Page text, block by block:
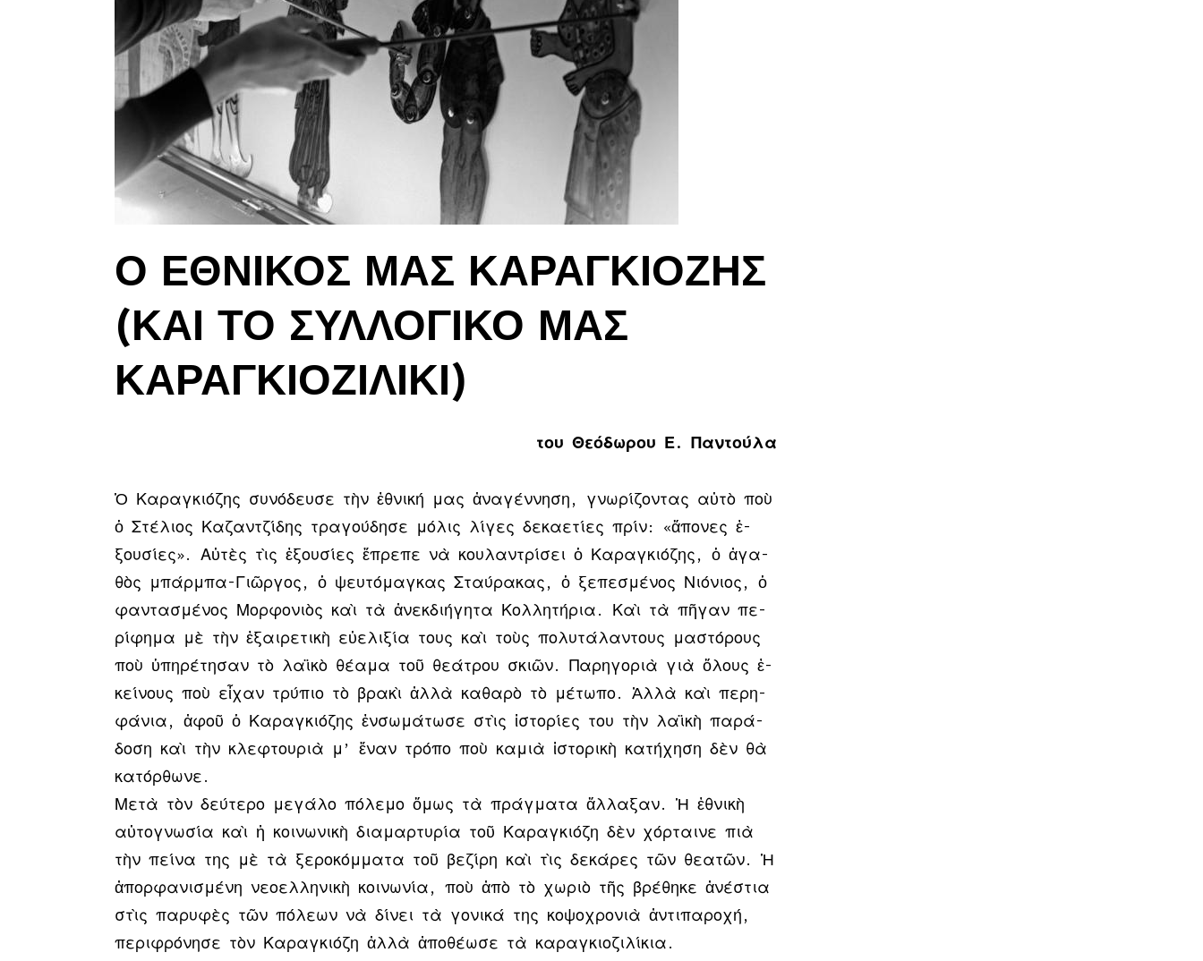
Ο ΕΘΝΙΚΟΣ ΜΑΣ ΚΑΡΑΓΚΙΟΖΗΣ
(ΚΑΙ ΤΟ ΣΥΛΛΟΓΙΚΟ ΜΑΣ
ΚΑΡΑΓΚΙΟΖΙΛΙΚΙ)
του Θεόδωρου Ε. Παντούλα
Ὁ Κα­ραγ­κιό­ζης συ­νό­δευ­σε τὴν ἐ­θνι­κή μας ἀ­να­γέν­νη­ση, γνω­ρί­ζον­τας αὐ­τὸ ποὺ
ὁ Στέ­λιος Κα­ζαν­τζί­δης τρα­γού­δη­σε μό­λις λί­γες δε­κα­ε­τί­ες πρίν: «ἄ­πο­νες ἐ­
ξου­σί­ες». Αὐ­τὲς τὶς ἐ­ξου­σί­ες ἔ­πρε­πε νὰ κου­λαν­τρί­σει ὁ Κα­ραγ­κιό­ζης, ὁ ἀ­γα­
θὸς μπάρ­μπα-Γιῶ­ργος, ὁ ψευ­τό­μαγ­κας Σταύ­ρα­κας, ὁ ξε­πε­σμέ­νος Νι­ό­νι­ος, ὁ
φαν­τα­σμέ­νος Μορ­φο­νι­ὸς καὶ τὰ ἀ­νεκ­δι­ή­γη­τα Κολ­λη­τή­ρια. Καὶ τὰ πῆ­γαν πε­
ρί­φη­μα μὲ τὴν ἐ­ξαι­ρε­τι­κὴ εὐ­ε­λι­ξί­α τους καὶ τοὺς πο­λυ­τά­λαν­τους μα­στό­ρους
ποὺ ὑ­πη­ρέ­τη­σαν τὸ λα­ϊ­κὸ θέ­α­μα τοῦ θε­ά­τρου σκι­ῶν. Πα­ρη­γο­ριὰ γιὰ ὅ­λους ἐ­
κεί­νους ποὺ εἶ­χαν τρύ­πιο τὸ βρα­κὶ ἀλ­λὰ κα­θα­ρὸ τὸ μέ­τω­πο. Ἀλ­λὰ καὶ πε­ρη­
φά­νια, ἀ­φοῦ ὁ Κα­ραγ­κιό­ζης ἐν­σω­μά­τω­σε στὶς ἱ­στο­ρί­ες του τὴν λα­ϊ­κὴ πα­ρά­
δο­ση καὶ τὴν κλε­φτου­ριὰ μ’ ἕ­ναν τρό­πο ποὺ κα­μι­ὰ ἱ­στο­ρι­κὴ κα­τή­χη­ση δὲν θὰ
κα­τόρ­θω­νε.
Με­τὰ τὸν δεύ­τε­ρο με­γά­λο πό­λε­μο ὅ­μως τὰ πράγ­μα­τα ἄλ­λα­ξαν. Ἡ ἐ­θνι­κὴ
αὐ­το­γνω­σί­α καὶ ἡ κοι­νω­νι­κὴ δι­α­μαρ­τυ­ρί­α τοῦ Κα­ραγ­κιό­ζη δὲν χόρ­ται­νε πιὰ
τὴν πεί­να της μὲ τὰ ξε­ρο­κόμ­μα­τα τοῦ βε­ζί­ρη καὶ τὶς δε­κά­ρες τῶν θε­α­τῶν. Ἡ
ἀ­πορ­φα­νι­σμέ­νη νε­ο­ελ­λη­νι­κὴ κοι­νω­νί­α, ποὺ ἀ­πὸ τὸ χω­ριὸ τῆς βρέ­θη­κε ἀ­νέ­στι­α
στὶς πα­ρυ­φὲς τῶν πό­λε­ων νὰ δί­νει τὰ γο­νι­κά της κο­ψο­χρο­νιὰ ἀν­τι­πα­ρο­χή,
πε­ρι­φρό­νη­σε τὸν Κα­ραγ­κιό­ζη ἀλ­λὰ ἀ­πο­θέ­ω­σε τὰ κα­ραγ­κι­ο­ζι­λί­κια.